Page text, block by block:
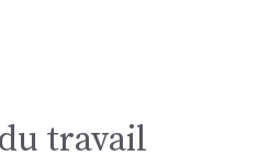
travail